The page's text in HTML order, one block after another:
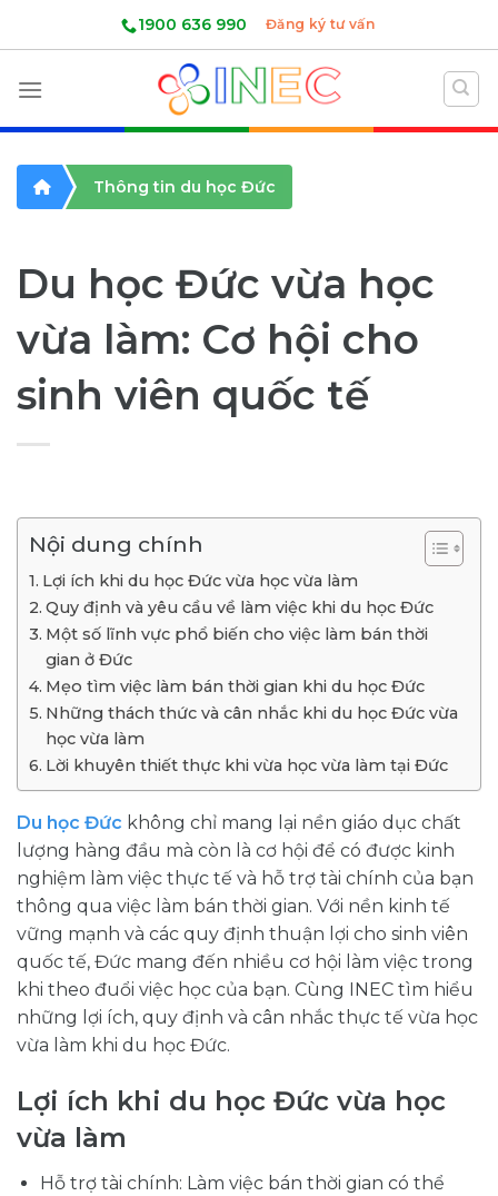
1900 636 990 Đăng ký tư vấn
Thông tin du học Đức
Du học Đức vừa học
vừa làm: Cơ hội cho
sinh viên quốc tế
Nội dung chính
Lợi ích khi du học Đức vừa học vừa làm
Quy định và yêu cầu về làm việc khi du học Đức
Một số lĩnh vực phổ biến cho việc làm bán thời
gian ở Đức
Mẹo tìm việc làm bán thời gian khi du học Đức
Những thách thức và cân nhắc khi du học Đức vừa
học vừa làm
Lời khuyên thiết thực khi vừa học vừa làm tại Đức
Du học Đức không chỉ mang lại nền giáo dục chất
lượng hàng đầu mà còn là cơ hội để có được kinh
nghiệm làm việc thực tế và hỗ trợ tài chính của bạn
thông qua việc làm bán thời gian. Với nền kinh tế
vững mạnh và các quy định thuận lợi cho sinh viên
quốc tế, Đức mang đến nhiều cơ hội làm việc trong
khi theo đuổi việc học của bạn. Cùng INEC tìm hiểu
những lợi ích, quy định và cân nhắc thực tế vừa học
vừa làm khi du học Đức.
Lợi ích khi du học Đức vừa học
vừa làm
Hỗ trợ tài chính: Làm việc bán thời gian có thể